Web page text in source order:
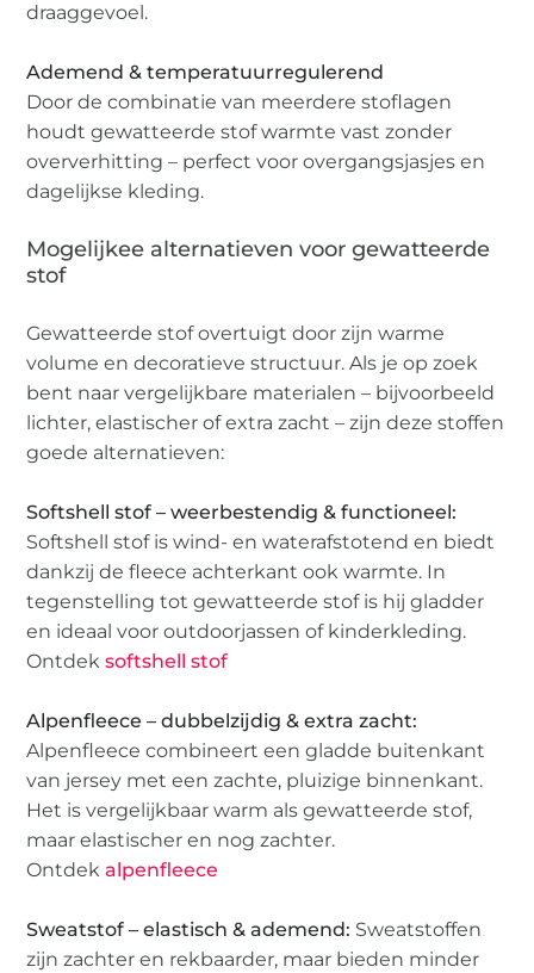
draaggevoel.
Ademend & temperatuurregulerend
Door de combinatie van meerdere stoflagen
houdt gewatteerde stof warmte vast zonder
oververhitting – perfect voor overgangsjasjes en
dagelijkse kleding.
Mogelijkee alternatieven voor gewatteerde
stof
Gewatteerde stof overtuigt door zijn warme
volume en decoratieve structuur. Als je op zoek
bent naar vergelijkbare materialen – bijvoorbeeld
lichter, elastischer of extra zacht – zijn deze stoffen
goede alternatieven:
Softshell stof – weerbestendig & functioneel:
Softshell stof is wind- en waterafstotend en biedt
dankzij de fleece achterkant ook warmte. In
tegenstelling tot gewatteerde stof is hij gladder
en ideaal voor outdoorjassen of kinderkleding.
Ontdeksoftshell stof
Alpenfleece – dubbelzijdig & extra zacht:
Alpenfleece combineert een gladde buitenkant
van jersey met een zachte, pluizige binnenkant.
Het is vergelijkbaar warm als gewatteerde stof,
maar elastischer en nog zachter.
Ontdekalpenfleece
Sweatstof – elastisch & ademend: Sweatstoffen
zijn zachter en rekbaarder, maar bieden minder